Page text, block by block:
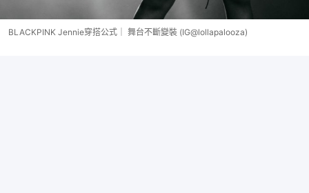
BLACKPINK Jennie穿搭公式｜ 舞台不斷變裝 (IG@lollapalooza)